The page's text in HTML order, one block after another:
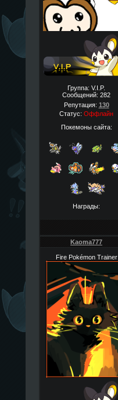
Группа: V.I.P.
Сообщений: 282
Репутация: 130
Статус: Оффлайн
Покемоны сайта:
Награды:
Kaoma777
Fire Pokémon Trainer